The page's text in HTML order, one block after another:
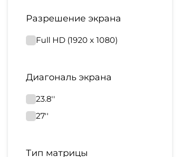
Разрешение экрана
Full HD (1920 x 1080)
Диагональ экрана
23.8''
27''
Тип матрицы